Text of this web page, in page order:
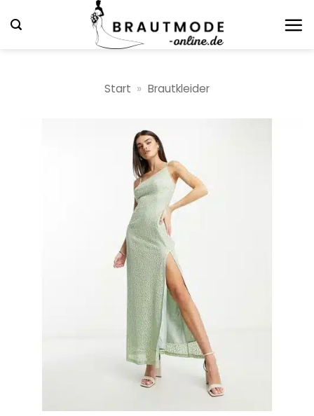
Inhalt
Start » Brautkleider